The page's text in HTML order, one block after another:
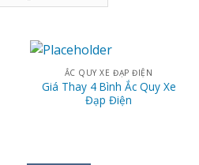
ẮC QUY XE ĐẠP ĐIỆN
Giá Thay 4 Bình Ắc Quy Xe
Đạp Điện